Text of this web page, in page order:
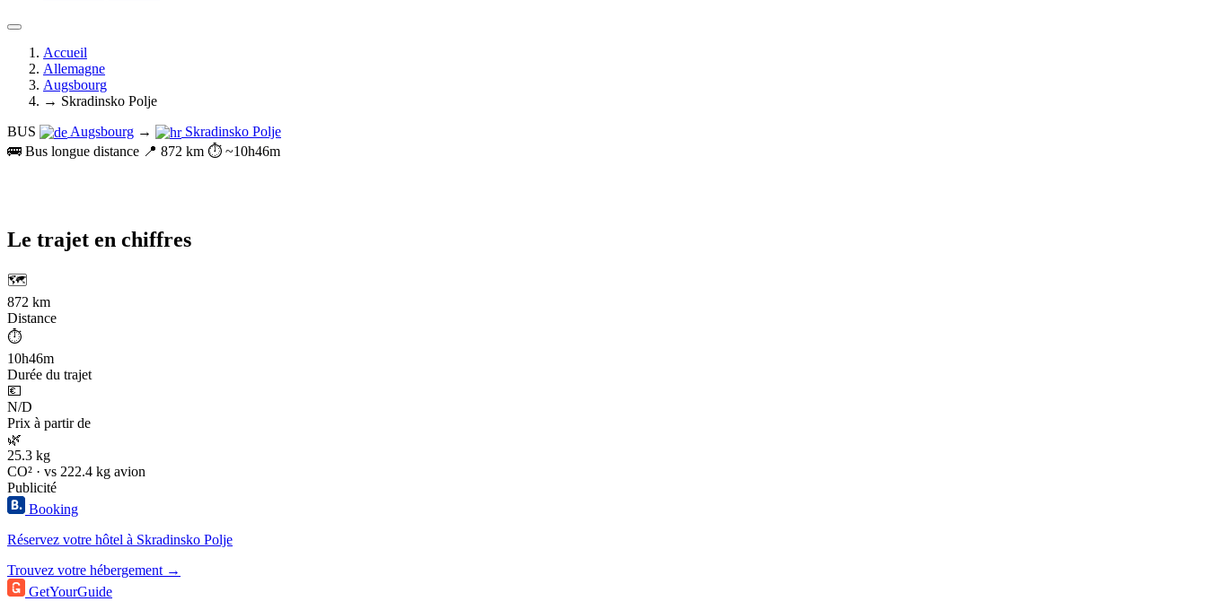
Accueil
Allemagne
Augsbourg
→ Skradinsko Polje
BUS
Augsbourg →
Skradinsko Polje
🚌 Bus longue distance 📍 872 km ⏱️ ~10h46m
Le trajet en chiffres
🗺️
872 km
Distance
⏱️
10h46m
Durée du trajet
💶
N/D
Prix à partir de
🌿
25.3 kg
CO² · vs 222.4 kg avion
Publicité
Booking
Réservez votre hôtel à Skradinsko Polje
Trouvez votre hébergement →
GetYourGuide